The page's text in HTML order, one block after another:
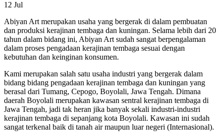
12 Jul
Abiyan Art merupakan usaha yang bergerak di dalam pembuatan
dan produksi kerajinan tembaga dan kuningan. Selama lebih dari 20
tahun dalam bidang ini, Abiyan Art sudah sangat berpengalaman
dalam proses pengadaan kerajinan tembaga sesuai dengan
kebutuhan dan keinginan konsumen.
Kami merupakan salah satu usaha industri yang bergerak dalam
bidang bidang pengadaan kerajinan tembaga dan kuningan yang
berasal dari Tumang, Cepogo, Boyolali, Jawa Tengah. Dimana
daerah Boyolali merupakan kawasan sentral kerajinan tembaga di
Jawa Tengah, jadi tak heran jika banyak sekali industri-industri
kerajinan tembaga di sepanjang kota Boyolali. Kawasan ini sudah
sangat terkenal baik di tanah air maupun luar negeri (Internasional).